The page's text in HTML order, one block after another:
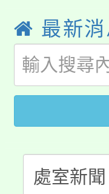
系所
學籍
版
淨零
公告
代理(
「
桃園
生本
代理(
公告
最新